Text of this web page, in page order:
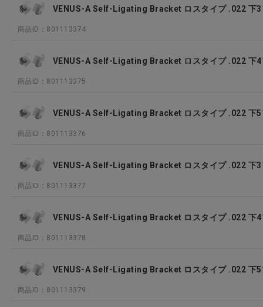
VENUS-A Self-Ligating Bracket ロスタイプ .022 下3
商品ID：801113374
VENUS-A Self-Ligating Bracket ロスタイプ .022 下4
商品ID：801113375
VENUS-A Self-Ligating Bracket ロスタイプ .022 下5
商品ID：801113376
VENUS-A Self-Ligating Bracket ロスタイプ .022 下3
商品ID：801113377
VENUS-A Self-Ligating Bracket ロスタイプ .022 下4
商品ID：801113378
VENUS-A Self-Ligating Bracket ロスタイプ .022 下5
商品ID：801113379